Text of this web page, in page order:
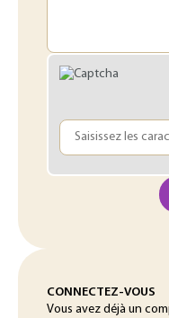
CONNECTEZ-VOUS
Vous avez déjà un